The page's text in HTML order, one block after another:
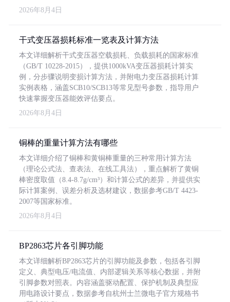
2026年8月4日
干式变压器损耗标准一览表及计算方法
本文详细解析干式变压器空载损耗、负载损耗的国家标准
（GB/T 10228-2015），提供1000kVA变压器损耗计算实
例，分步骤说明变损计算方法，并附电力变压器损耗计算
实例表格，涵盖SCB10/SCB13等常见型号参数，指导用户
快速掌握变压器能效评估要点。
2026年8月4日
铜棒的重量计算方法有哪些
本文详细介绍了铜棒和黄铜棒重量的三种常用计算方法
（理论公式法、查表法、在线工具法），重点解析了黄铜
棒密度取值（8.4-8.7g/cm³）和计算公式的差异，并提供实
际计算案例、误差分析及选材建议，数据参考GB/T 4423-
2007等国家标准。
2026年8月4日
BP2863芯片各引脚功能
本文详细解析BP2863芯片的引脚功能及参数，包括各引脚
定义、典型电压/电流值、内部逻辑关系等核心数据，并附
引脚参数对照表。内容涵盖驱动配置、保护机制及典型应
用电路设计要点，数据参考自杭州士兰微电子官方规格书